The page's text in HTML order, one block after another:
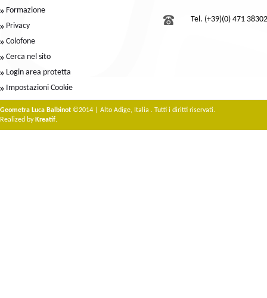
Formazione
Privacy
Colofone
Cerca nel sito
Login area protetta
Impostazioni Cookie
Tel. (+39)(0) 471
Geometra Luca Balbinot ©2014 | Alto Adige, Italia . Tutti i diritti riservati.
Realized by Kreatif.